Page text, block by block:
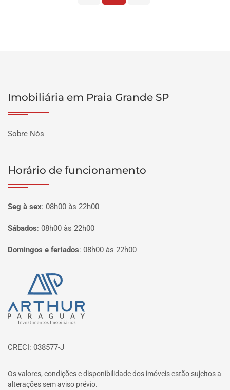
Imobiliária em Praia Grande SP
Sobre Nós
Horário de funcionamento
Seg à sex: 08h00 às 22h00
Sábados: 08h00 às 22h00
Domingos e feriados: 08h00 às 22h00
Página inicial
CRECI: 038577-J
Os valores, condições e disponibilidade dos imóveis estão sujeitos a
alterações sem aviso prévio.